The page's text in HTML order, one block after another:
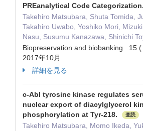
PREanalytical Code Categorization.
Takehiro Matsubara, Shuta Tomida,
Takahiro Uwabo, Yoshiko Mori,
Nasu, Susumu Kanazawa, Shinichi
Biopreservation and biobanking 15
2017年10月
詳細を見る
c-Abl tyrosine kinase regulates
nuclear export of diacylglycerol
phosphorylation at Tyr-218.
査読
Takehiro Matsubara, Momo Ikeda,